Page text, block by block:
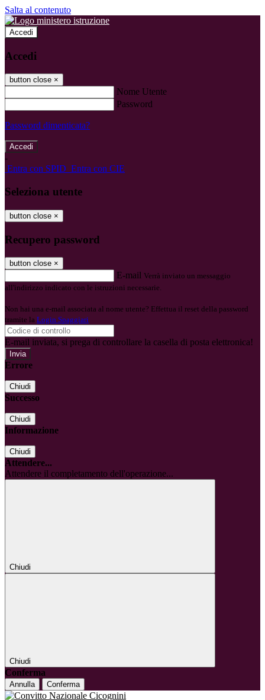
Salta al contenuto
Accedi
Accedi
button close ×
Nome Utente
Password
Password dimenticata?
-
Entra con SPID Entra con CIE
Seleziona utente
button close ×
Recupero password
button close ×
E-mail Verrà inviato un messaggio
all'indirizzo indicato con le istruzioni necessarie.
Non hai una e-mail associata al nome utente? Effettua il reset della password
tramite la Login Spaggiari
E-mail inviata, si prega di controllare la casella di posta elettronica!
Errore
Chiudi
Successo
Chiudi
Informazione
Chiudi
Attendere...
Attendere il completamento dell'operazione...
Chiudi
Chiudi
Conferma
Annulla Conferma